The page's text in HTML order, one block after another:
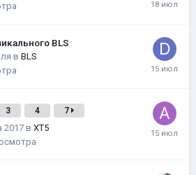
BLS
в BLS
3 4 7
2017 в XT5